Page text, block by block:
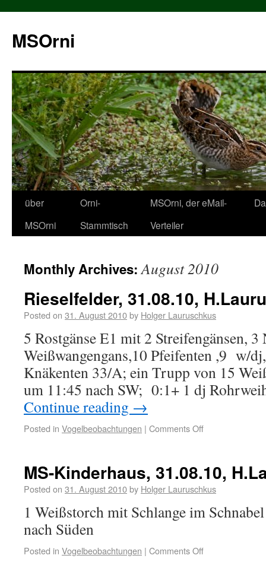
MSOrni
über
MSOrni
Orni-
Stammtisch
MSOrni, der eMail-
Verteiler
Monthly Archives:August 2010
Rieselfelder, 31.08.10,
Posted on 31. August 2010by Holger Lauruschkus
5 Rostgänse E1 mit 2 Streifengänsen,
Weißwangengans,10 Pfeifenten ,9 w/
Knäkenten 33/A; ein Trupp von 15
um 11:45 nach SW; 0:1+ 1 dj
Continue reading →
Posted in Vogelbeobachtungen | Comments Off
MS-Kinderhaus, 31.08.10,
Posted on 31. August 2010by Holger Lauruschkus
1 Weißstorch mit Schlange im
nach Süden
Posted in Vogelbeobachtungen | Comments Off